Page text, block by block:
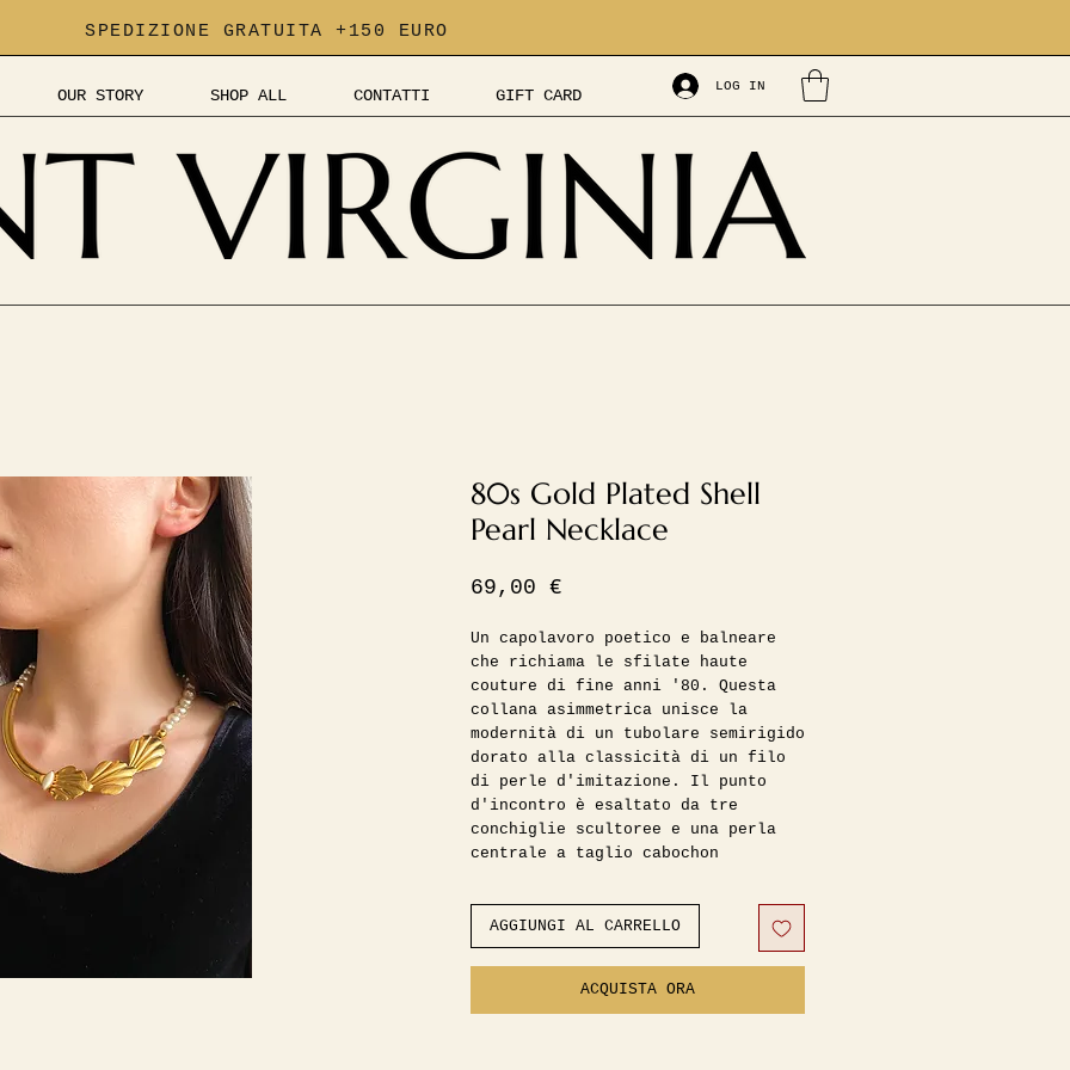
SPEDIZIONE GRATUITA +150 EURO
OUR STORY SHOP ALL CONTATTI GIFT CARD
LOG IN
80s Gold Plated Shell
Pearl Necklace
69,00 €
Un capolavoro poetico e balneare
che richiama le sfilate haute
couture di fine anni '80. Questa
collana asimmetrica unisce la
modernità di un tubolare semirigido
dorato alla classicità di un filo
di perle d'imitazione. Il punto
d'incontro è esaltato da tre
conchiglie scultoree e una perla
centrale a taglio cabochon
intriso di fascino cinematografico.
Dettagli e Condizioni:
Il gioiello è rifinito con un bagno
lucenti e una chiusura classica a
AGGIUNGI AL CARRELLO
ACQUISTA ORA